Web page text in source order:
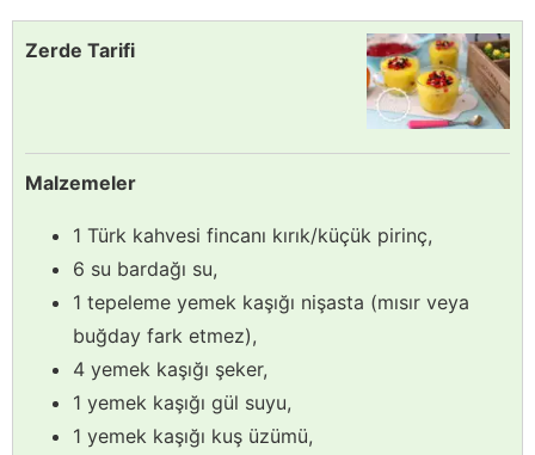
Zerde Tarifi
Malzemeler
1 Türk kahvesi fincanı kırık/küçük pirinç,
6 su bardağı su,
1 tepeleme yemek kaşığı nişasta (mısır veya
buğday fark etmez),
4 yemek kaşığı şeker,
1 yemek kaşığı gül suyu,
1 yemek kaşığı kuş üzümü,